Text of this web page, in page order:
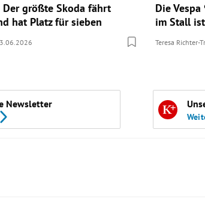
Der größte Skoda fährt
hat Platz für sieben
Die
im Stall
Teresa Richter-
Newsletter